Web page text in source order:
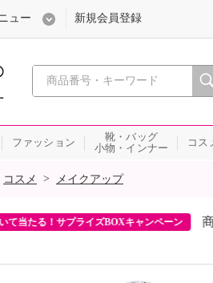
心おどる、瞬間を。通販・テレビ
ュー 新規会員登録
ファッション
靴・バッグ
小物・インナー
コス
コスメ > メイクアップ
たる！サプライズBOXキャンペーン 商品